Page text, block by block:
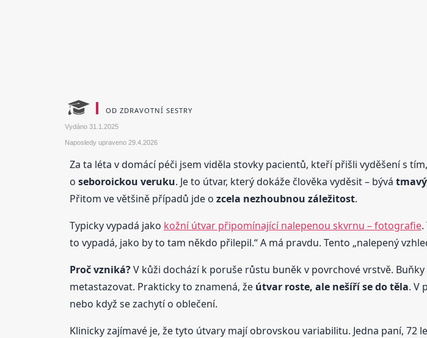
OD ZDRAVOTNÍ SESTRY
Vydáno 31.1.2025
Naposledy upraveno 29.4.2026
Za ta léta v domácí péči jsem viděla stovky pacientů, kteří přišli vyděšení s
o seboroickou veruku. Je to útvar, který dokáže člověka vyděsit – bývá
Přitom ve většině případů jde o zcela nezhoubnou záležitost.
Typicky vypadá jako kožní útvar připomínající nalepenou skvrnu – fotografie.
to vypadá, jako by to tam někdo přilepil.“ A má pravdu. Tento „nalepený
Proč vzniká?V kůži dochází k poruše růstu buněk v povrchové vrstvě.
metastazovat. Prakticky to znamená, že útvar roste, ale nešíří se do těla. V
nebo když se zachytí o oblečení.
Klinicky zajímavé je, že tyto útvary mají obrovskou variabilitu. Jedna paní,